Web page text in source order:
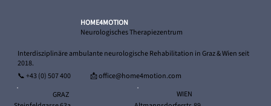
HOME4MOTION
Neurologisches Therapiezentrum
Interdisziplinäre ambulante neurologische Rehabilitation in Graz & Wien seit
2018.
📞+43 (0) 507 400 📩 office@home4motion.com
GRAZ
WIEN